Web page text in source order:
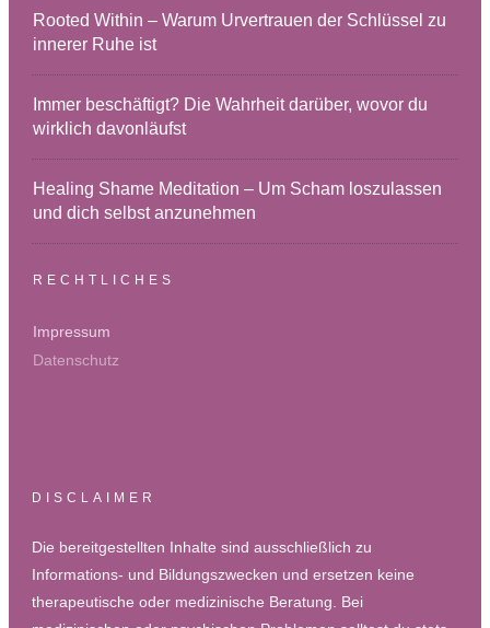
Rooted Within – Warum Urvertrauen der Schlüssel zu
innerer Ruhe ist
Immer beschäftigt? Die Wahrheit darüber, wovor du
wirklich davonläufst
Healing Shame Meditation – Um Scham loszulassen
und dich selbst anzunehmen
RECHTLICHES
Impressum
Datenschutz
DISCLAIMER
Die bereitgestellten Inhalte sind ausschließlich zu
Informations- und Bildungszwecken und ersetzen keine
therapeutische oder medizinische Beratung. Bei